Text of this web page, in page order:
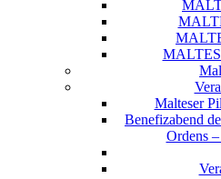
Malteser
Benefizabend
Ordens